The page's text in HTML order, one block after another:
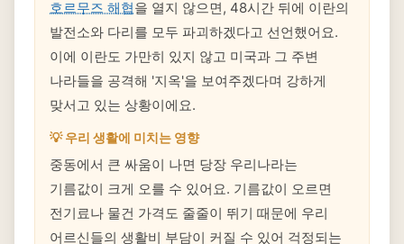
호르무즈 해협을 열지 않으면, 48시간 뒤에 이란의
발전소와 다리를 모두 파괴하겠다고 선언했어요.
이에 이란도 가만히 있지 않고 미국과 그 주변
나라들을 공격해 '지옥'을 보여주겠다며 강하게
맞서고 있는 상황이에요.
💡 우리 생활에 미치는 영향
중동에서 큰 싸움이 나면 당장 우리나라는
기름값이 크게 오를 수 있어요. 기름값이 오르면
전기료나 물건 가격도 줄줄이 뛰기 때문에 우리
어르신들의 생활비 부담이 커질 수 있어 걱정되는